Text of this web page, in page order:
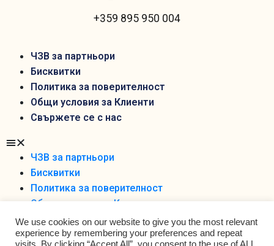
+359 895 950 004
ЧЗВ за партньори
Бисквитки
Политика за поверителност
Общи условия за Клиенти
Свържете се с нас
ЧЗВ за партньори
Бисквитки
Политика за поверителност
Общи условия за Клиенти
Свържете се с нас
We use cookies on our website to give you the most relevant
experience by remembering your preferences and repeat